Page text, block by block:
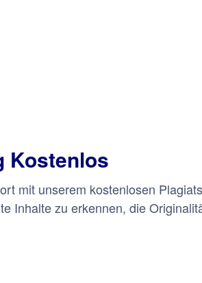
Kostenlos
mit unserem kostenlosen
Inhalte zu erkennen, die